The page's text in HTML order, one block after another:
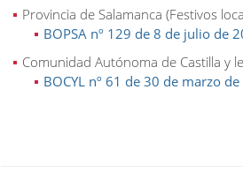
Provincia de Salamanca (Festivos
BOPSA nº 129 de 8 de julio de
Comunidad Autónoma de Castilla y
BOCYL nº 61 de 30 de marzo